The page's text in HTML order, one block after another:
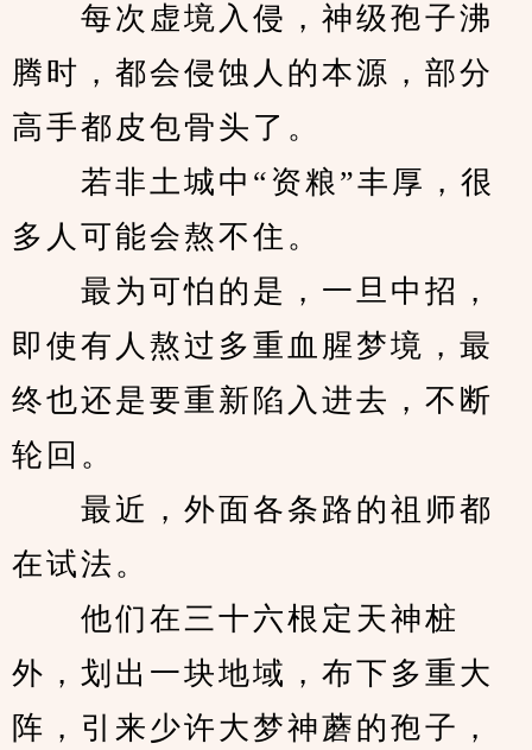
每次虚境入侵，神级孢子沸
腾时，都会侵蚀人的本源，部分
高手都皮包骨头了。
若非土城中“资粮”丰厚，很
多人可能会熬不住。
最为可怕的是，一旦中招，
即使有人熬过多重血腥梦境，最
终也还是要重新陷入进去，不断
轮回。
最近，外面各条路的祖师都
在试法。
他们在三十六根定天神桩
外，划出一块地域，布下多重大
阵，引来少许大梦神蘑的孢子，